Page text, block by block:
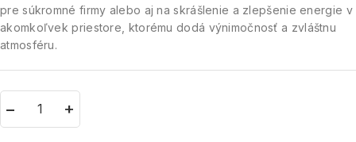
pre súkromné firmy alebo aj na skrášlenie a zlepšenie energie v
akomkoľvek priestore, ktorému dodá výnimočnosť a zvláštnu
atmosféru.